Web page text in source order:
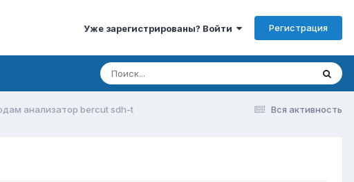
Уже зарегистрированы? Войти Регистрация
Вся активность
анализатор bercut sdh-t